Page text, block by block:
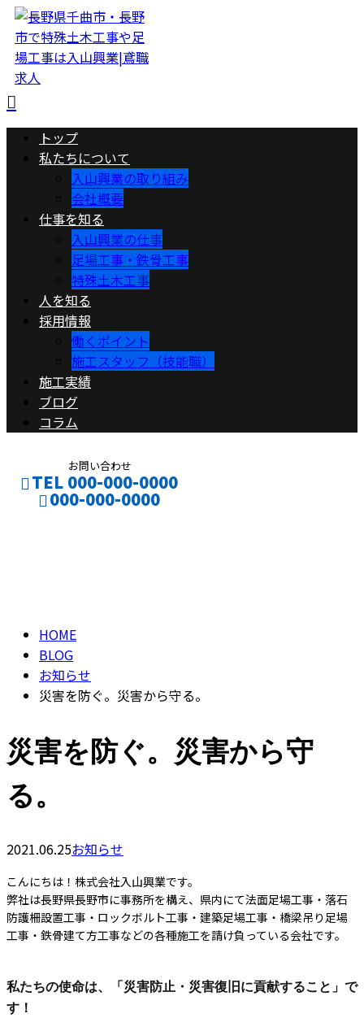
トップ
私たちについて
入山興業の取り組み
会社概要
仕事を知る
入山興業の仕事
足場工事・鉄骨工事
特殊土木工事
人を知る
採用情報
働くポイント
施工スタッフ（技能職）
施工実績
ブログ
コラム
お問い合わせ
TEL 000-000-0000
000-000-0000
HOME
BLOG
お知らせ
災害を防ぐ。災害から守る。
災害を防ぐ。災害から守
る。
2021.06.25お知らせ
こんにちは！株式会社入山興業です。
弊社は長野県長野市に事務所を構え、県内にて法面足場工事・落石
防護柵設置工事・ロックボルト工事・建築足場工事・橋梁吊り足場
工事・鉄骨建て方工事などの各種施工を請け負っている会社です。
私たちの使命は、「災害防止・災害復旧に貢献すること」で
す！